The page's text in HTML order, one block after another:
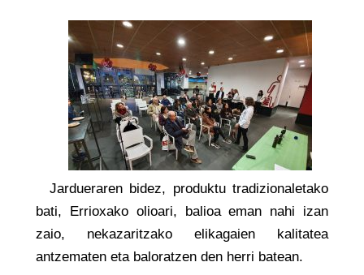
Jardueraren bidez, produktu tradizionaletako
bati, Errioxako olioari, balioa eman nahi izan
zaio, nekazaritzako elikagaien kalitatea
antzematen eta baloratzen den herri batean.